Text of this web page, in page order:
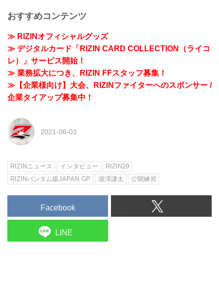
おすすめコンテンツ
≫ RIZINオフィシャルグッズ
≫ デジタルカード「RIZIN CARD COLLECTION（ライコ
レ）」サービス開始！
≫ 業務拡大につき、RIZIN FFスタッフ募集！
≫【企業様向け】大会、RIZINファイターへのスポンサー /
企業タイアップ募集中！
2021-06-03
RIZINニュース インタビュー
RIZIN29
RIZINバンタム級JAPAN GP
瀧澤謙太 公開練習
Facebook
LINE